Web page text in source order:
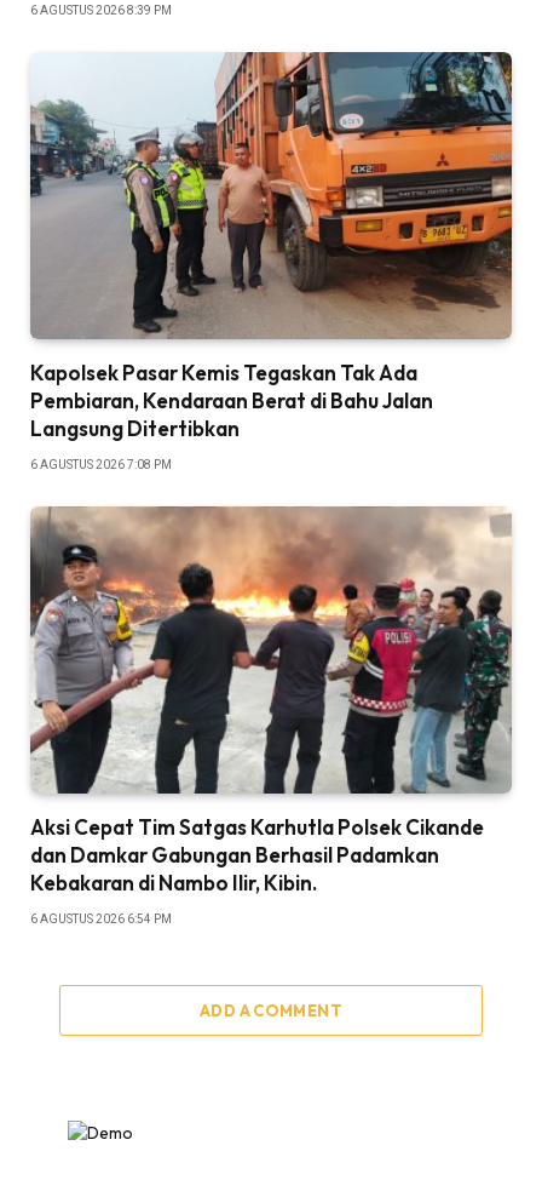
6 AGUSTUS 2026 8:39 PM
Kapolsek Pasar Kemis Tegaskan Tak Ada
Pembiaran, Kendaraan Berat di Bahu Jalan
Langsung Ditertibkan
6 AGUSTUS 2026 7:08 PM
Aksi Cepat Tim Satgas Karhutla Polsek Cikande
dan Damkar Gabungan Berhasil Padamkan
Kebakaran di Nambo Ilir, Kibin.
6 AGUSTUS 2026 6:54 PM
ADD A COMMENT